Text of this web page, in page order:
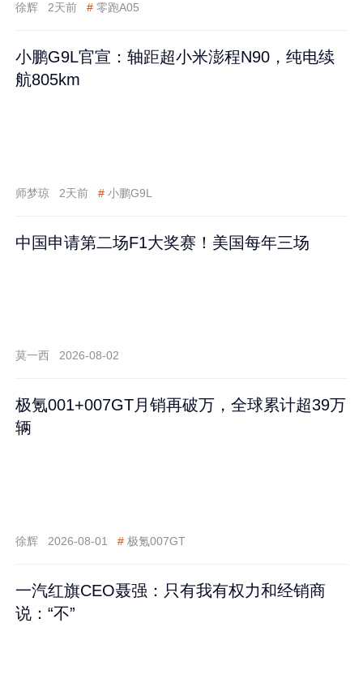
徐辉 2天前 # 零跑A05
小鹏G9L官宣：轴距超小米澎程N90，纯电续
航805km
师梦琼 2天前 # 小鹏G9L
中国申请第二场F1大奖赛！美国每年三场
莫一西 2026-08-02
极氪001+007GT月销再破万，全球累计超39万
辆
徐辉 2026-08-01 # 极氪007GT
一汽红旗CEO聂强：只有我有权力和经销商
说：“不”